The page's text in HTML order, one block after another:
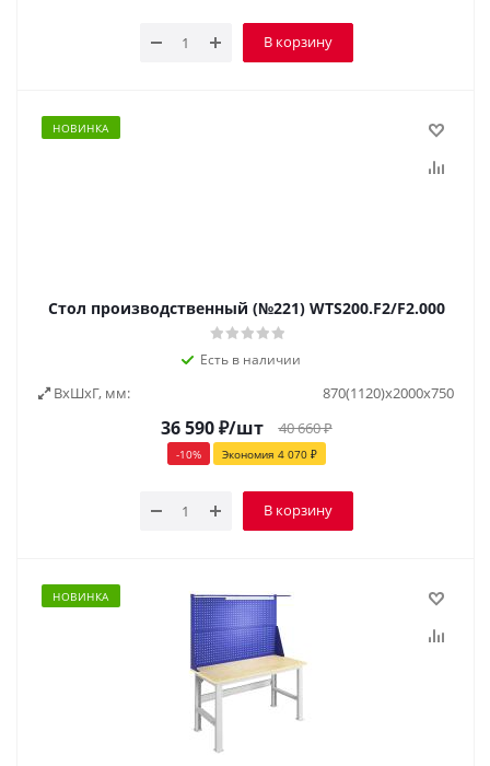
В корзину
НОВИНКА
Стол производственный (№221) WTS200.F2/F2.000
Есть в наличии
ВxШxГ, мм: 870(1120)x2000x750
36 590₽/шт 40 660₽
-10% Экономия 4 070₽
В корзину
НОВИНКА